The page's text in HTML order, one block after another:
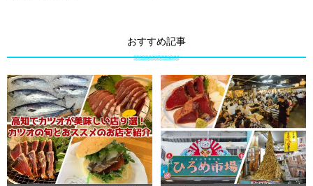
おすすめ記事